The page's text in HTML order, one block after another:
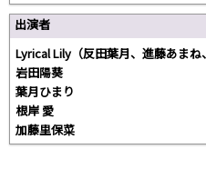
出演者
Lyrical Lily（反田葉月、進藤あまね
岩田陽葵
葉月ひまり
根岸 愛
加藤里保菜